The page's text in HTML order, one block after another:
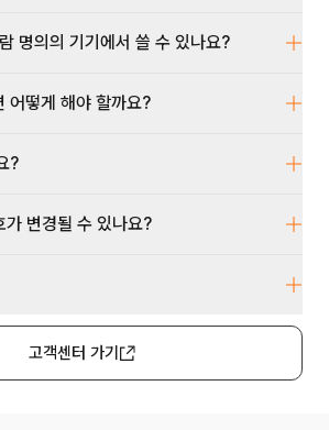
명의의 기기에서 쓸 수 있나요?
어떻게 해야 할까요?
?
가 변경될 수 있나요?
고객센터 가기